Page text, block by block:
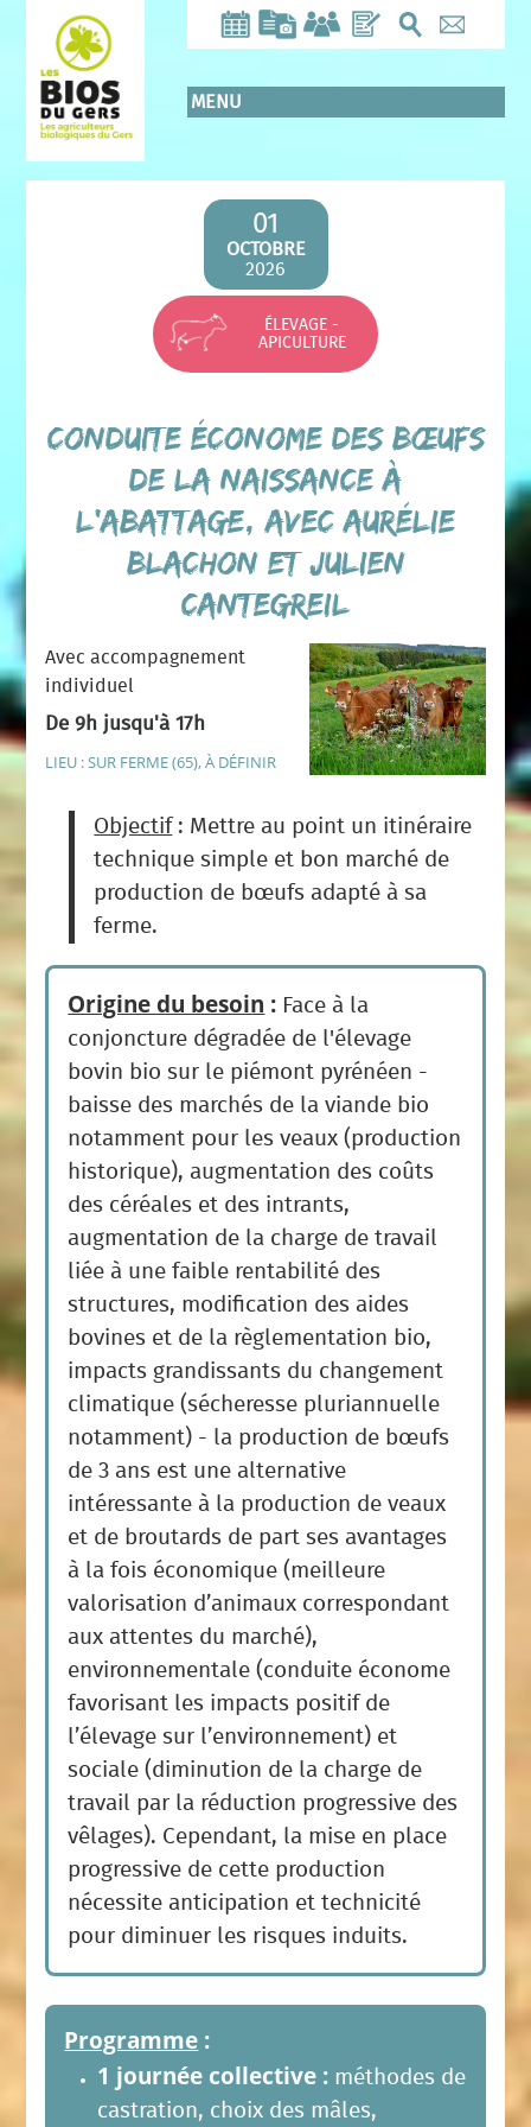
contenu
principal
MENU
01
OCTOBRE
2026
ÉLEVAGE -
APICULTURE
Conduite économe des bœufs
de la naissance à
l’abattage, avec Aurélie
BLACHON et Julien
CANTEGREIL
Avec accompagnement
individuel
De 9h jusqu'à 17h
LIEU : SUR FERME (65), À DÉFINIR
Objectif: Mettre au point un itinéraire
technique simple et bon marché de
production de bœufs adapté à sa
ferme.
Origine du besoin : Face à la
conjoncture dégradée de l'élevage
bovin bio sur le piémont pyrénéen -
baisse des marchés de la viande bio
notamment pour les veaux (production
historique), augmentation des coûts
des céréales et des intrants,
augmentation de la charge de travail
liée à une faible rentabilité des
structures, modification des aides
bovines et de la règlementation bio,
impacts grandissants du changement
climatique (sécheresse pluriannuelle
notamment) - la production de bœufs
de 3 ans est une alternative
intéressante à la production de veaux
et de broutards de part ses avantages
à la fois économique (meilleure
valorisation d’animaux correspondant
aux attentes du marché),
environnementale (conduite économe
favorisant les impacts positif de
l’élevage sur l’environnement) et
sociale (diminution de la charge de
travail par la réduction progressive des
vêlages). Cependant, la mise en place
progressive de cette production
nécessite anticipation et technicité
pour diminuer les risques induits.
Programme :
1 journée collective : méthodes de
castration, choix des mâles,